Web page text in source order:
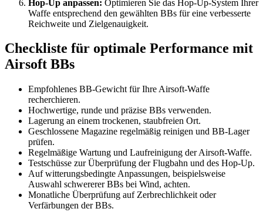
Hop-Up anpassen: Optimieren Sie das Hop-Up-System Ihrer
Waffe entsprechend den gewählten BBs für eine verbesserte
Reichweite und Zielgenauigkeit.
Checkliste für optimale Performance mit
Airsoft BBs
Empfohlenes BB-Gewicht für Ihre Airsoft-Waffe
recherchieren.
Hochwertige, runde und präzise BBs verwenden.
Lagerung an einem trockenen, staubfreien Ort.
Geschlossene Magazine regelmäßig reinigen und BB-Lager
prüfen.
Regelmäßige Wartung und Laufreinigung der Airsoft-Waffe.
Testschüsse zur Überprüfung der Flugbahn und des Hop-Up.
Auf witterungsbedingte Anpassungen, beispielsweise
Auswahl schwererer BBs bei Wind, achten.
Monatliche Überprüfung auf Zerbrechlichkeit oder
Verfärbungen der BBs.